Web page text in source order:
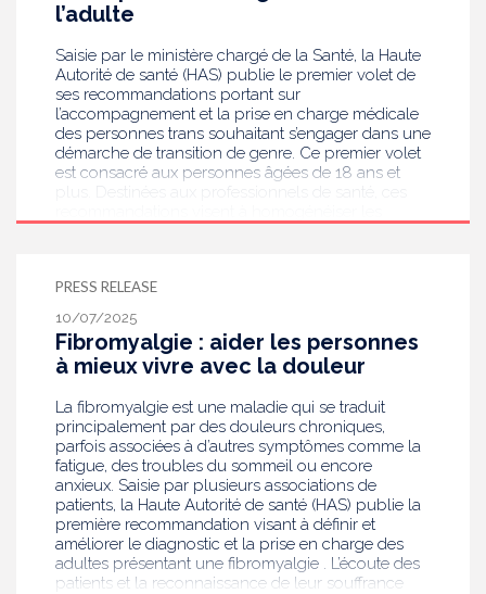
l’adulte
Saisie par le ministère chargé de la Santé, la Haute
Autorité de santé (HAS) publie le premier volet de
ses recommandations portant sur
l’accompagnement et la prise en charge médicale
des personnes trans souhaitant s’engager dans une
démarche de transition de genre. Ce premier volet
est consacré aux personnes âgées de 18 ans et
en vue d’une décision éclairée. La HAS élaborera
dans un second temps des recommandations de
bonnes pratiques concernant les mineurs.
PRESS RELEASE
10/07/2025
Fibromyalgie : aider les personnes
à mieux vivre avec la douleur
La fibromyalgie est une maladie qui se traduit
principalement par des douleurs chroniques,
parfois associées à d’autres symptômes comme la
fatigue, des troubles du sommeil ou encore
anxieux. Saisie par plusieurs associations de
patients, la Haute Autorité de santé (HAS) publie la
première recommandation visant à définir et
améliorer le diagnostic et la prise en charge des
adultes présentant une fibromyalgie . L’écoute des
patients et la reconnaissance de leur souffrance